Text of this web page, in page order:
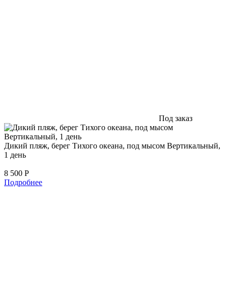
Под заказ
Дикий пляж, берег Тихого океана, под мысом Вертикальный,
1 день
8 500 Р
Подробнее